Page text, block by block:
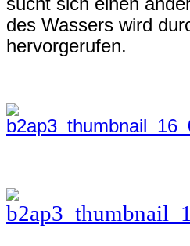
des Wassers wird
hervorgerufen.